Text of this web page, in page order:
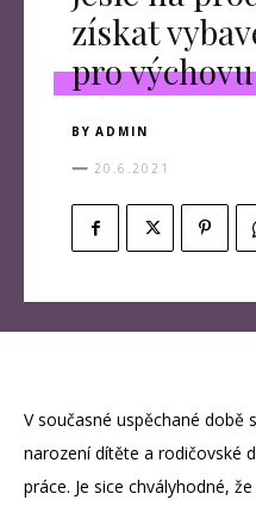
získat
pro
BY ADMIN
20.6.2021
V současné uspěchané době
narození dítěte a rodičovské
práce. Je sice chvályhodné,